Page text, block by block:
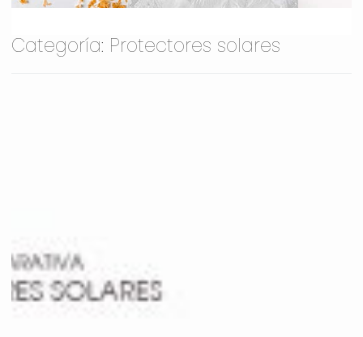
Categoría: Protectores solares